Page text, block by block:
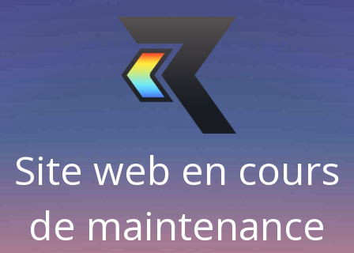
Site web en cours
de maintenance